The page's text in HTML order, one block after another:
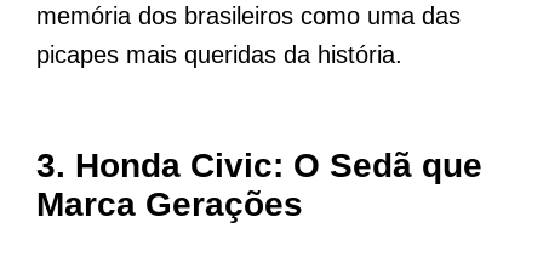
memória dos brasileiros como uma das
picapes mais queridas da história.
3. Honda Civic: O Sedã que
Marca Gerações